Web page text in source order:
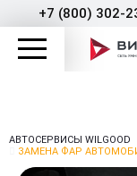
+7 (800) 302-
АВТОСЕРВИСЫ WILGOOD
ЗАМЕНА ФАР